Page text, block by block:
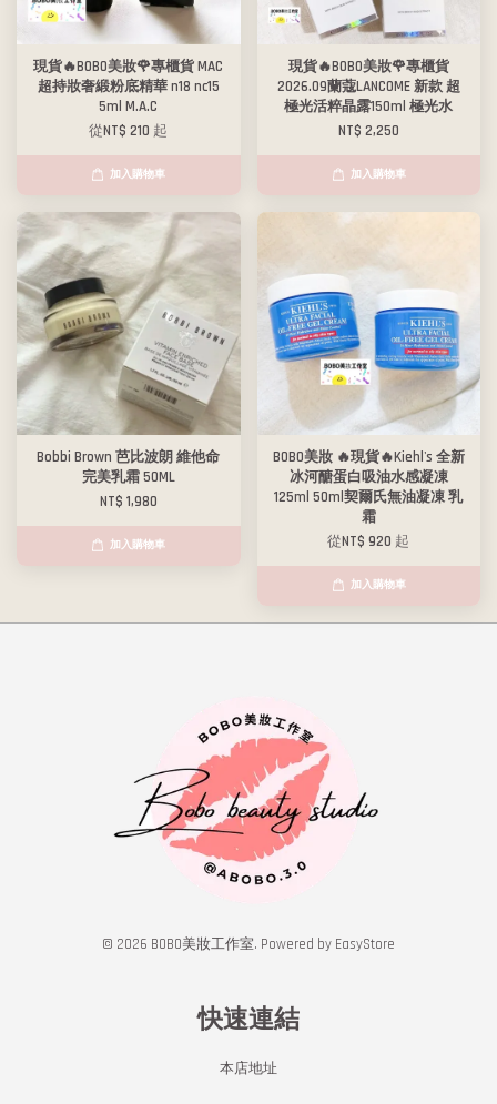
現貨🔥BOBO美妝🌹專櫃貨 MAC
超持妝奢緞粉底精華 n18 nc15
5ml M.A.C
從NT$ 210 起
加入購物車
現貨🔥BOBO美妝🌹專櫃貨
2026.09蘭蔻LANCOME 新款 超
極光活粹晶露150ml 極光水
NT$ 2,250
加入購物車
Bobbi Brown 芭比波朗 維他命
完美乳霜 50ML
NT$ 1,980
加入購物車
BOBO美妝 🔥現貨🔥Kiehl's 全新
冰河醣蛋白吸油水感凝凍
125ml 50ml契爾氏無油凝凍 乳
霜
從NT$ 920 起
加入購物車
© 2026 BOBO美妝工作室. Powered by EasyStore
快速連結
本店地址